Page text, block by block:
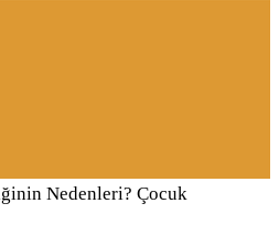
Nedenleri? Çocuk